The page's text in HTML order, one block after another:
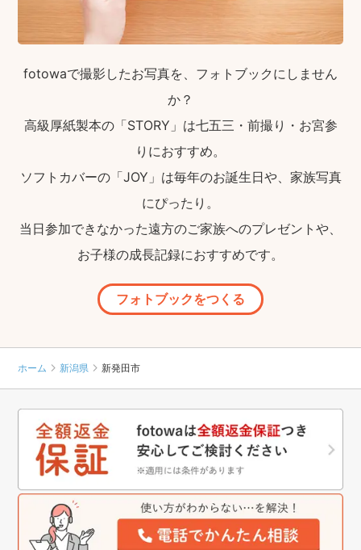
fotowaで撮影したお写真を、フォトブックにしません
か？
高級厚紙製本の「STORY」は七五三・前撮り・お宮参
りにおすすめ。
ソフトカバーの「JOY」は毎年のお誕生日や、家族写真
にぴったり。
当日参加できなかった遠方のご家族へのプレゼントや、
お子様の成長記録におすすめです。
フォトブックをつくる
ホーム 新潟県 新発田市